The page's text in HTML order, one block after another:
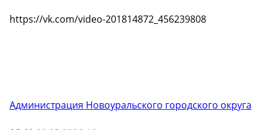
https://vk.com/video-201814872_456239808
Администрация Новоуральского городского округа